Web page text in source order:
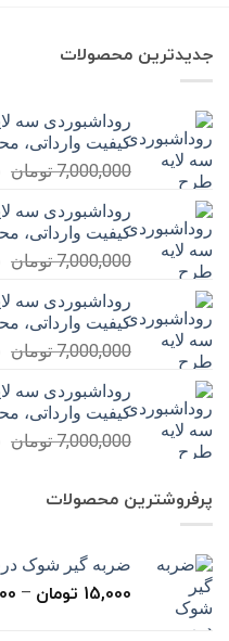
جدیدترین محصولات
کیفیت وارداتی،
7,000,000 تومان
روداشبوردی سه‌
کیفیت وارداتی،
7,000,000 تومان
کیفیت وارداتی،
7,000,000 تومان
کیفیت وارداتی،
7,000,000 تومان
پرفروشترین محصولات
ضربه گیر شوک
15,000 تومان –